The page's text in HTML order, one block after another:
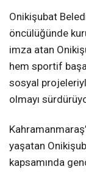
Onikişubat
öncülüğünde
imza atan
hem sportif
sosyal
olmayı
yaşatan
kapsamında